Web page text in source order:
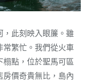
，此刻映入眼簾。雖
常繁忙。我們從火車
點，位於聖馬可區
價奇貴無比，島內